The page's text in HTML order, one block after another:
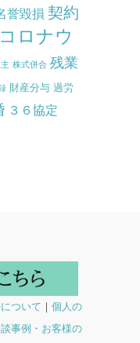
誉毀損 契約
ロナウ
株式併合 残業
財産分与 過労
３６協定
ついて ｜ 個人の
事例・お客様の